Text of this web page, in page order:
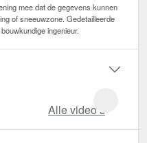
mee dat de gegevens kunnen
of sneeuwzone. Gedetailleerde
ingenieur.
Alle video‘s